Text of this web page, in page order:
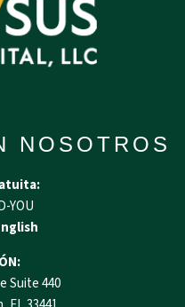
NOSOTROS
YOU
Suite 440